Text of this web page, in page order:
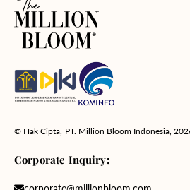
© Hak Cipta, PT. Million Bloom Indonesia ,
Corporate Inquiry: